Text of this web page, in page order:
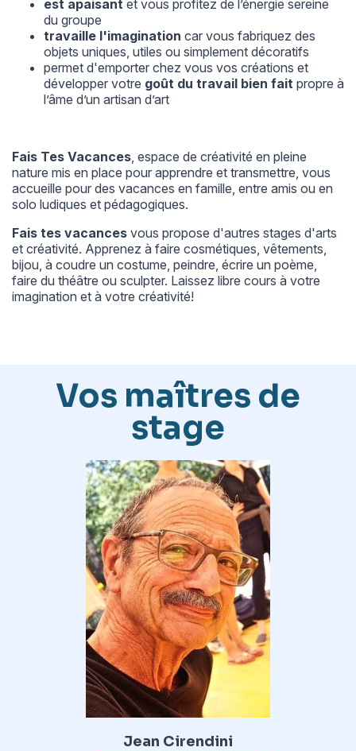
est apaisant et vous profitez de l’énergie sereine
du groupe
travaille l'imagination car vous fabriquez des
objets uniques, utiles ou simplement décoratifs
permet d'emporter chez vous vos créations et
développer votre goût du travail bien fait propre à
l’âme d’un artisan d’art
Fais Tes Vacances , espace de créativité en pleine
nature mis en place pour apprendre et transmettre, vous
accueille pour des vacances en famille, entre amis ou en
solo ludiques et pédagogiques.
Fais tes vacances vous propose d'autres stages d'arts
et créativité. Apprenez à faire cosmétiques, vêtements,
bijou, à coudre un costume, peindre, écrire un poème,
faire du théâtre ou sculpter. Laissez libre cours à votre
imagination et à votre créativité!
Vos maîtres de
stage
Jean Cirendini